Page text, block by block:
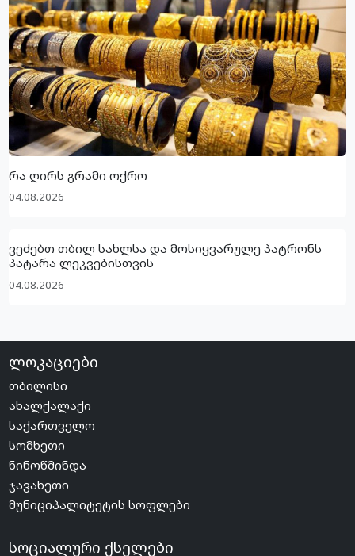
რა ღირს გრამი ოქრო
04.08.2026
ვეძებთ თბილ სახლსა და მოსიყვარულე პატრონს
პატარა ლეკვებისთვის
04.08.2026
ლოკაციები
თბილისი
ახალქალაქი
საქართველო
სომხეთი
ნინოწმინდა
ჯავახეთი
მუნიციპალიტეტის სოფლები
სოციალური ქსელები